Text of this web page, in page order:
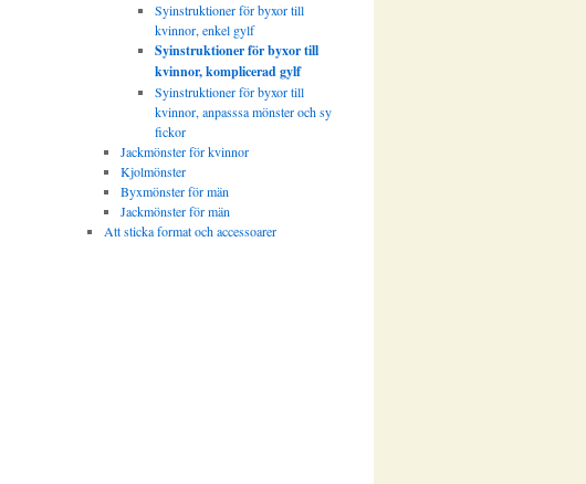
Syinstruktioner för byxor till
kvinnor, enkel gylf
Syinstruktioner för byxor till
kvinnor, komplicerad gylf
Syinstruktioner för byxor till
kvinnor, anpasssa mönster och sy
fickor
Jackmönster för kvinnor
Kjolmönster
Byxmönster för män
Jackmönster för män
Att sticka format och accessoarer